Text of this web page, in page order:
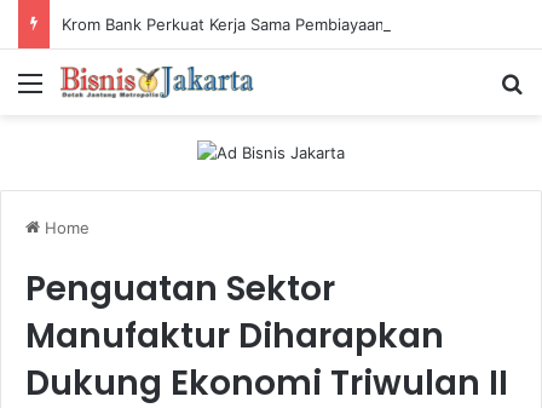
Menu
Home
Penguatan Sektor
Manufaktur Diharapkan
Dukung Ekonomi Triwulan II